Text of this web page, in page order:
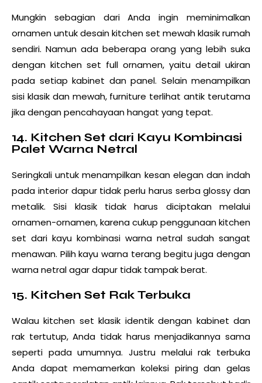
Mungkin sebagian dari Anda ingin meminimalkan
ornamen untuk desain kitchen set mewah klasik rumah
sendiri. Namun ada beberapa orang yang lebih suka
dengan kitchen set full ornamen, yaitu detail ukiran
pada setiap kabinet dan panel. Selain menampilkan
sisi klasik dan mewah, furniture terlihat antik terutama
jika dengan pencahayaan hangat yang tepat.
14. Kitchen Set dari Kayu Kombinasi
Palet Warna Netral
Seringkali untuk menampilkan kesan elegan dan indah
pada interior dapur tidak perlu harus serba glossy dan
metalik. Sisi klasik tidak harus diciptakan melalui
ornamen-ornamen, karena cukup penggunaan kitchen
set dari kayu kombinasi warna netral sudah sangat
menawan. Pilih kayu warna terang begitu juga dengan
warna netral agar dapur tidak tampak berat.
15. Kitchen Set Rak Terbuka
Walau kitchen set klasik identik dengan kabinet dan
rak tertutup, Anda tidak harus menjadikannya sama
seperti pada umumnya. Justru melalui rak terbuka
Anda dapat memamerkan koleksi piring dan gelas